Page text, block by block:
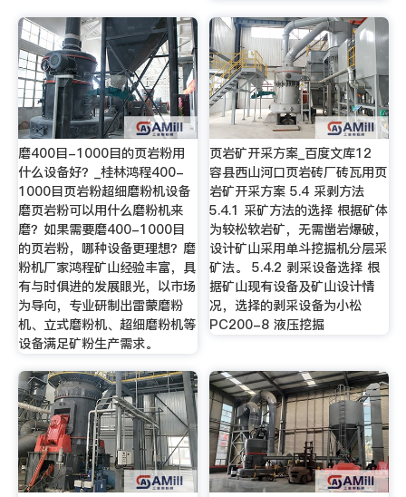
磨400目-1000目的页岩粉用
什么设备好？_桂林鸿程400-
1000目页岩粉超细磨粉机设备
磨页岩粉可以用什么磨粉机来
磨？如果需要磨400-1000目
的页岩粉，哪种设备更理想？磨
粉机厂家鸿程矿山经验丰富，具
有与时俱进的发展眼光，以市场
为导向，专业研制出雷蒙磨粉
机、立式磨粉机、超细磨粉机等
设备满足矿粉生产需求。
页岩矿开采方案_百度文库12
容县西山河口页岩砖厂砖瓦用页
岩矿开采方案 5.4 采剥方法
5.4.1 采矿方法的选择 根据矿体
为较松软岩矿，无需凿岩爆破，
设计矿山采用单斗挖掘机分层采
矿法。 5.4.2 剥采设备选择 根
据矿山现有设备及矿山设计情
况，选择的剥采设备为小松
PC200-8 液压挖掘